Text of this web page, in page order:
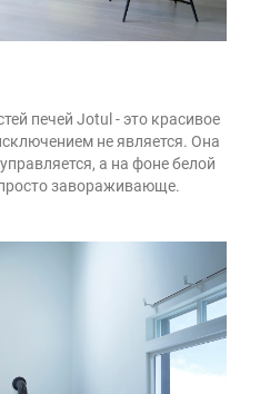
печей Jotul - это красивое
не является. Она
а на фоне белой
завораживающе.